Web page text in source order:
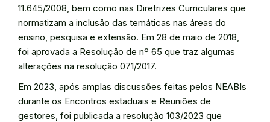
11.645/2008, bem como nas Diretrizes Curriculares que
normatizam a inclusão das temáticas nas áreas do
ensino, pesquisa e extensão. Em 28 de maio de 2018,
foi aprovada a Resolução de nº 65 que traz algumas
alterações na resolução 071/2017.
Em 2023, após amplas discussões feitas pelos NEABIs
durante os Encontros estaduais e Reuniões de
gestores, foi publicada a resolução 103/2023 que